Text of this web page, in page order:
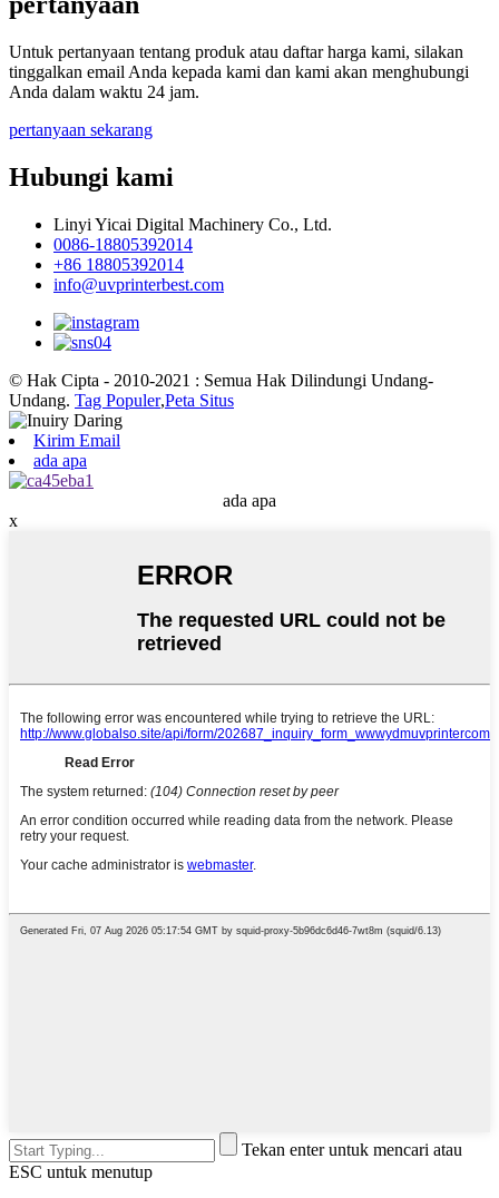
Untuk pertanyaan tentang produk atau daftar harga kami, silakan
tinggalkan email Anda kepada kami dan kami akan menghubungi
Anda dalam waktu 24 jam.
pertanyaan sekarang
Hubungi kami
Linyi Yicai Digital Machinery Co., Ltd.
0086-18805392014
+86 18805392014
info@uvprinterbest.com
© Hak Cipta - 2010-2021 : Semua Hak Dilindungi Undang-
Undang. Tag Populer,Peta Situs
Kirim Email
ada apa
ada apa
x
Tekan enter untuk mencari atau
ESC untuk menutup